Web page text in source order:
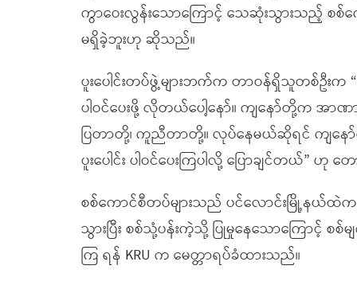
ကွာဝေးလွန်းသော‌ကြောင့် သေဆုံးသွားသည့် စစ်
မရှိခဲ့ဘူးဟု ဆိုသည်။
ပူးပေါင်းတပ်ဖွဲ့များဘက်က တာဝန်ရှိသူတစ်ဦ
ပါဝင်ပေးဖို့ လိုတယ်ပေါ့နော်။ ကျနော်တို့က အာဏ
ပြတာတို့၊ ကူညီတာတို့။ လုပ်နေမယ်ဆိုရင် ကျနေ
ပူးပေါင်း ပါဝင်ပေးကြပါလို့ ပြောချင်တယ်” ဟု
စစ်ကောင်စီတပ်များသည် ပင်လောင်းမြို့နယ်ထဲက
သွားပြီး စစ်သုံ့ပန်းကဲ့သို့ ပြုမှုနေသောကြောင့် စစ်
ကြ ရန် KRU က မေတ္တာရပ်ခံထားသည်။